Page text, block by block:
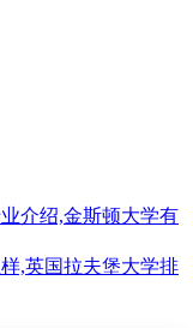
介绍,金斯顿大学有
,英国拉夫堡大学排